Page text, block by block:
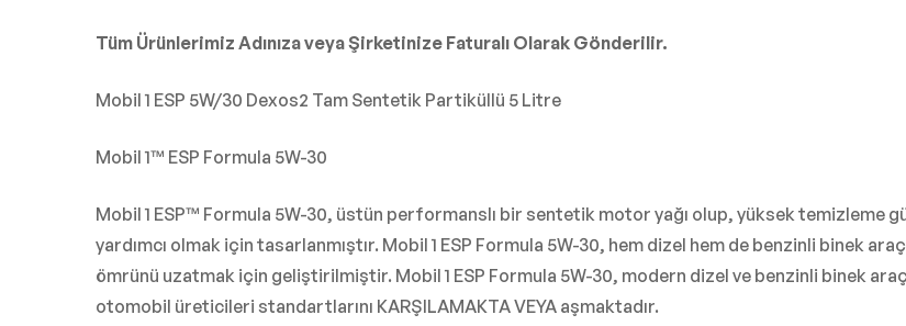
Tüm Ürünlerimiz Adınıza veya Şirketinize Faturalı Olarak Gönderilir.
Mobil 1 ESP 5W/30 Dexos2 Tam Sentetik Partiküllü 5 Litre
Mobil 1™ ESP Formula 5W-30
Mobil 1 ESP™ Formula 5W-30, üstün performanslı bir sentetik motor yağı olup, yüksek temizleme
yardımcı olmak için tasarlanmıştır. Mobil 1 ESP Formula 5W-30, hem dizel hem de benzinli binek
ömrünü uzatmak için geliştirilmiştir. Mobil 1 ESP Formula 5W-30, modern dizel ve benzinli binek
otomobil üreticileri standartlarını KARŞILAMAKTA VEYA aşmaktadır.